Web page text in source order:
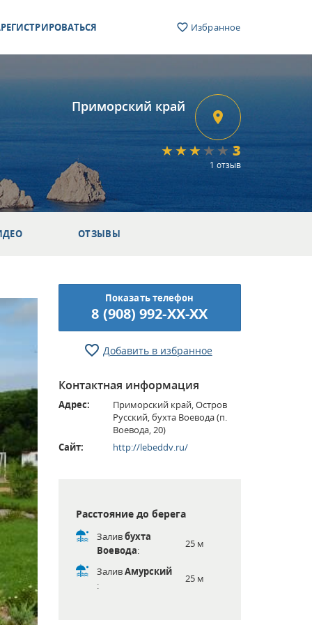
Избранное
Приморский край
3
1 отзыв
ОТЗЫВЫ
Показать телефон
8 (908) 992-XX-XX
Добавить в избранное
Контактная информация
Адрес:
Приморский край, Остров
Русский, бухта Воевода (п.
Воевода, 20)
Сайт:
http://lebeddv.ru/
Расстояние до берега
Заливбухта
Воевода:
25 м
ЗаливАмурский
:
25 м